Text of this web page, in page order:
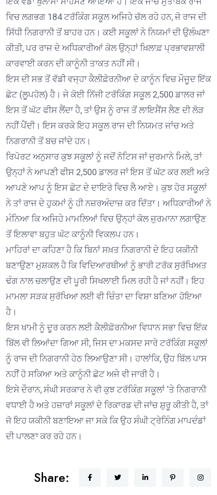
ਵਿਚ ਲਗਭਗ 184 ਟਰੱਕਿੰਗ ਸਕੂਲ ਅਜਿਹੇ ਚੱਲ ਰਹੇ ਹਨ, ਜੋ ਰਾਜ ਦੀ
ਸਿੱਧੀ ਨਿਗਰਾਨੀ ਤੋਂ ਬਾਹਰ ਹਨ। ਕਈ ਸਕੂਲਾਂ ਨੇ ਨਿਯਮਾਂ ਦੀ ਉਲੰਘਣਾ
ਕੀਤੀ, ਪਰ ਰਾਜ ਦੇ ਅਧਿਕਾਰੀਆਂ ਕੋਲ ਉਨ੍ਹਾਂ ਖ਼ਿਲਾਫ਼ ਪ੍ਰਭਾਵਸ਼ਾਲੀ
ਕਾਰਵਾਈ ਕਰਨ ਦੀ ਕਾਨੂੰਨੀ ਤਾਕਤ ਨਹੀਂ ਸੀ।
ਇਸ ਦੀ ਸਭ ਤੋਂ ਵੱਡੀ ਵਜ੍ਹਾ ਕੈਲੀਫ਼ੋਰਨੀਆ ਦੇ ਕਾਨੂੰਨ ਵਿਚ ਮੌਜੂਦ ਇੱਕ
ਛੋਟ (ਲੂਪਹੋਲ) ਹੈ। ਜੇ ਕੋਈ ਨਿੱਜੀ ਟਰੱਕਿੰਗ ਸਕੂਲ 2,500 ਡਾਲਰ ਜਾਂ
ਇਸ ਤੋਂ ਘੱਟ ਫੀਸ ਲੈਂਦਾ ਹੈ, ਤਾਂ ਉਸ ਨੂੰ ਰਾਜ ਤੋਂ ਲਾਇਸੈਂਸ ਲੈਣ ਦੀ ਲੋੜ
ਨਹੀਂ ਪੈਂਦੀ। ਇਸ ਕਰਕੇ ਇਹ ਸਕੂਲ ਰਾਜ ਦੀ ਨਿਯਮਤ ਜਾਂਚ ਅਤੇ
ਨਿਗਰਾਨੀ ਤੋਂ ਬਚ ਜਾਂਦੇ ਹਨ।
ਰਿਪੋਰਟ ਅਨੁਸਾਰ ਕੁਝ ਸਕੂਲਾਂ ਨੂੰ ਜਦੋਂ ਨੋਟਿਸ ਜਾਂ ਜੁਰਮਾਨੇ ਮਿਲੇ, ਤਾਂ
ਉਨ੍ਹਾਂ ਨੇ ਆਪਣੀ ਫੀਸ 2,500 ਡਾਲਰ ਜਾਂ ਇਸ ਤੋਂ ਘੱਟ ਕਰ ਲਈ ਅਤੇ
ਆਪਣੇ ਆਪ ਨੂੰ ਇਸ ਛੋਟ ਦੇ ਦਾਇਰੇ ਵਿਚ ਲੈ ਆਏ। ਕੁਝ ਹੋਰ ਸਕੂਲਾਂ
ਨੇ ਤਾਂ ਰਾਜ ਦੇ ਹੁਕਮਾਂ ਨੂੰ ਹੀ ਨਜ਼ਰਅੰਦਾਜ਼ ਕਰ ਦਿੱਤਾ। ਅਧਿਕਾਰੀਆਂ ਨੇ
ਮੰਨਿਆ ਕਿ ਅਜਿਹੇ ਮਾਮਲਿਆਂ ਵਿਚ ਉਨ੍ਹਾਂ ਕੋਲ ਜੁਰਮਾਨਾ ਲਗਾਉਣ
ਤੋਂ ਇਲਾਵਾ ਬਹੁਤ ਘੱਟ ਕਾਨੂੰਨੀ ਵਿਕਲਪ ਹਨ।
ਮਾਹਿਰਾਂ ਦਾ ਕਹਿਣਾ ਹੈ ਕਿ ਬਿਨਾਂ ਸਖ਼ਤ ਨਿਗਰਾਨੀ ਦੇ ਇਹ ਯਕੀਨੀ
ਬਣਾਉਣਾ ਮੁਸ਼ਕਲ ਹੈ ਕਿ ਵਿਦਿਆਰਥੀਆਂ ਨੂੰ ਭਾਰੀ ਟਰੱਕ ਸੁਰੱਖਿਅਤ
ਢੰਗ ਨਾਲ ਚਲਾਉਣ ਦੀ ਪੂਰੀ ਸਿਖਲਾਈ ਮਿਲ ਰਹੀ ਹੈ ਜਾਂ ਨਹੀਂ। ਇਹ
ਮਾਮਲਾ ਸੜਕ ਸੁਰੱਖਿਆ ਲਈ ਵੀ ਚਿੰਤਾ ਦਾ ਵਿਸ਼ਾ ਬਣਿਆ ਹੋਇਆ
ਹੈ।
ਇਸ ਖਾਮੀ ਨੂੰ ਦੂਰ ਕਰਨ ਲਈ ਕੈਲੀਫ਼ੋਰਨੀਆ ਵਿਧਾਨ ਸਭਾ ਵਿਚ ਇੱਕ
ਬਿੱਲ ਵੀ ਲਿਆਂਦਾ ਗਿਆ ਸੀ, ਜਿਸ ਦਾ ਮਕਸਦ ਸਾਰੇ ਟਰੱਕਿੰਗ ਸਕੂਲਾਂ
ਨੂੰ ਰਾਜ ਦੀ ਨਿਗਰਾਨੀ ਹੇਠ ਲਿਆਉਣਾ ਸੀ। ਹਾਲਾਂਕਿ, ਉਹ ਬਿੱਲ ਪਾਸ
ਨਹੀਂ ਹੋ ਸਕਿਆ ਅਤੇ ਕਾਨੂੰਨੀ ਛੋਟ ਅਜੇ ਵੀ ਜਾਰੀ ਹੈ।
ਇਸੇ ਦੌਰਾਨ, ਸੰਘੀ ਸਰਕਾਰ ਨੇ ਵੀ ਕੁਝ ਟਰੱਕਿੰਗ ਸਕੂਲਾਂ ‘ਤੇ ਨਿਗਰਾਨੀ
ਵਧਾਈ ਹੈ ਅਤੇ ਹਜ਼ਾਰਾਂ ਸਕੂਲਾਂ ਦੇ ਰਿਕਾਰਡ ਦੀ ਜਾਂਚ ਸ਼ੁਰੂ ਕੀਤੀ ਹੈ, ਤਾਂ
ਜੋ ਇਹ ਯਕੀਨੀ ਬਣਾਇਆ ਜਾ ਸਕੇ ਕਿ ਉਹ ਸੰਘੀ ਟ੍ਰੇਨਿੰਗ ਮਾਪਦੰਡਾਂ
ਦੀ ਪਾਲਣਾ ਕਰ ਰਹੇ ਹਨ।
Share: